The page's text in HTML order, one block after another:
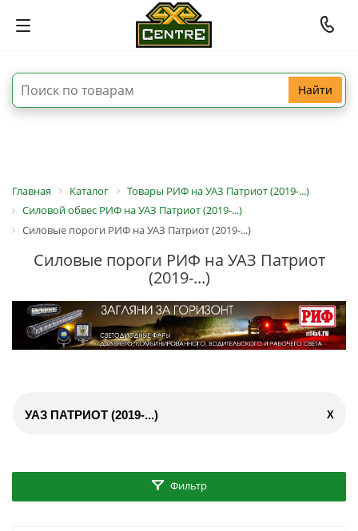
Найти
Главная Каталог
Товары РИФ на УАЗ Патриот (2019-...)
Силовой обвес РИФ на УАЗ Патриот (2019-...)
Силовые пороги РИФ на УАЗ Патриот (2019-...)
Силовые пороги РИФ на УАЗ Патриот
(2019-...)
УАЗ ПАТРИОТ (2019-...) X
Фильтр